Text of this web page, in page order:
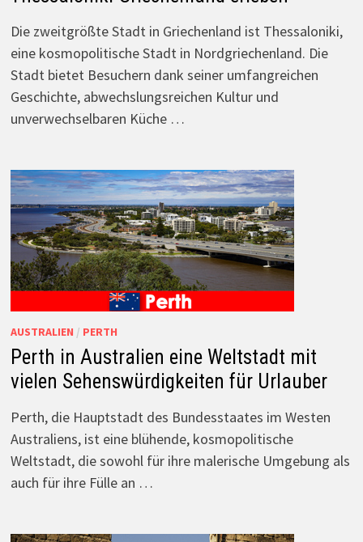
Die zweitgrößte Stadt in Griechenland ist Thessaloniki,
eine kosmopolitische Stadt in Nordgriechenland. Die
Stadt bietet Besuchern dank seiner umfangreichen
Geschichte, abwechslungsreichen Kultur und
unverwechselbaren Küche …
AUSTRALIEN / PERTH
Perth in Australien eine Weltstadt mit
vielen Sehenswürdigkeiten für Urlauber
Perth, die Hauptstadt des Bundesstaates im Westen
Australiens, ist eine blühende, kosmopolitische
Weltstadt, die sowohl für ihre malerische Umgebung als
auch für ihre Fülle an …